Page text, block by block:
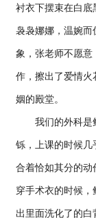
衬衣下摆束在白底
袅袅娜娜，温婉而
象，张老师不愿意
作，擦出了爱情火
姻的殿堂。
我们的外科是鲍
铄，上课的时候几
合着恰如其分的动
穿手术衣的时候
出里面洗化了的